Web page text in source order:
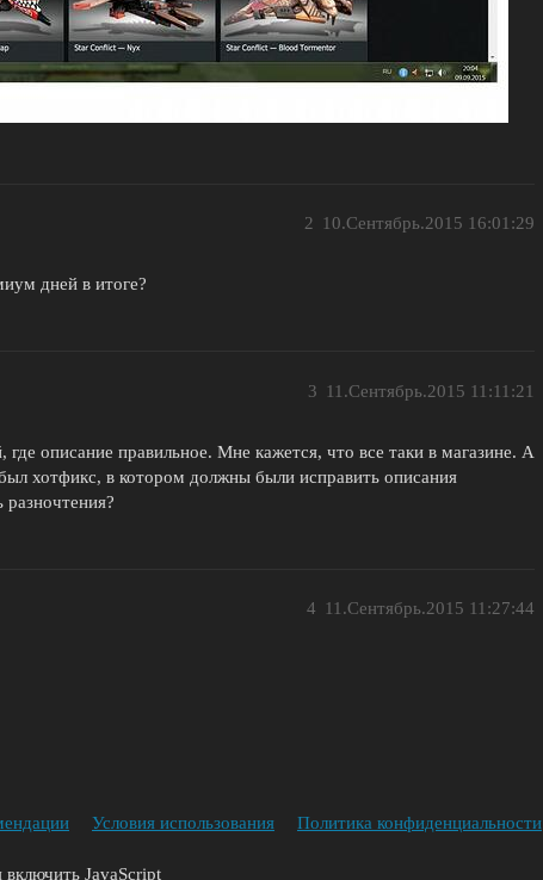
10.Сентябрь.2015 16:01:29
2
дней в итоге?
11.Сентябрь.2015 11:11:21
3
описание правильное. Мне кажется, что все таки в магазине. А
хотфикс, в котором должны были исправить описания
11.Сентябрь.2015 11:27:44
4
Условия использования Политика конфиденциальности
включить JavaScript